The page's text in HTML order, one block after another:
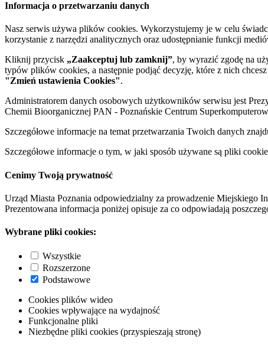
Informacja o przetwarzaniu danych
Nasz serwis używa plików cookies. Wykorzystujemy je w celu
korzystanie z narzędzi analitycznych oraz udostępnianie funkcji
Kliknij przycisk „Zaakceptuj lub zamknij”, by wyrazić zgodę na
typów plików cookies, a następnie podjąć decyzję, które z nich
"Zmień ustawienia Cookies".
Administratorem danych osobowych użytkowników serwisu jest
Chemii Bioorganicznej PAN - Poznańskie Centrum
Szczegółowe informacje na temat przetwarzania Twoich danych
Szczegółowe informacje o tym, w jaki sposób używane są pliki
Cenimy Twoją prywatność
Urząd Miasta Poznania odpowiedzialny za prowadzenie Miejskiego
Prezentowana informacja poniżej opisuje za co odpowiadają
Wybrane pliki cookies:
Wszystkie
Rozszerzone
Podstawowe
Cookies plików wideo
Cookies wpływające na wydajność
Funkcjonalne pliki
Niezbędne pliki cookies (przyspieszają stronę)